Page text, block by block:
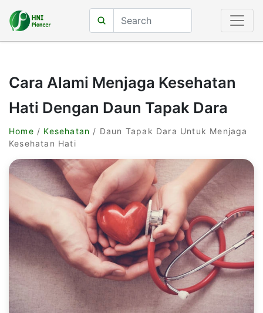
Cara Alami Menjaga Kesehatan
Hati Dengan Daun Tapak Dara
Home / Kesehatan / Daun Tapak Dara Untuk Menjaga
Kesehatan Hati